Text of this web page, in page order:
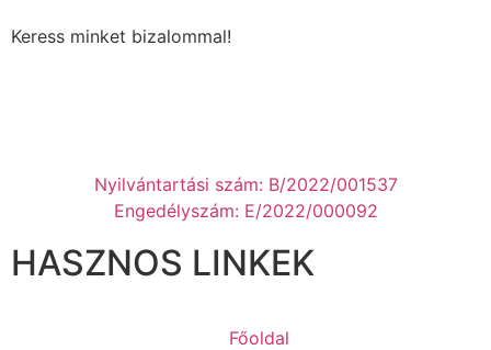
Keress minket bizalommal!
Nyilvántartási szám: B/2022/001537
Engedélyszám: E/2022/000092
HASZNOS LINKEK
Főoldal